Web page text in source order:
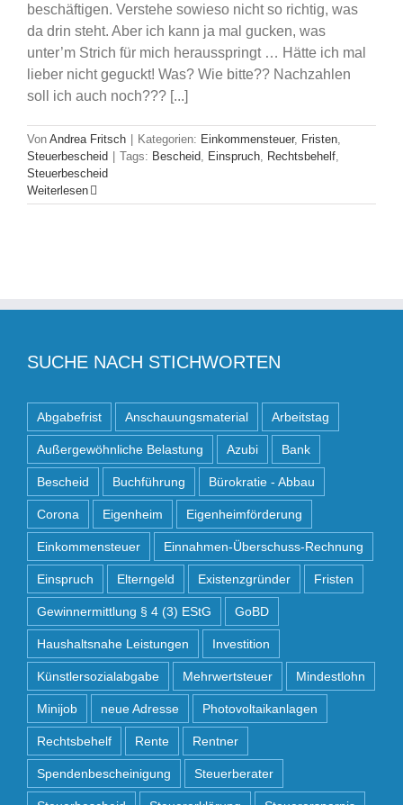
beschäftigen. Verstehe sowieso nicht so richtig, was
da drin steht. Aber ich kann ja mal gucken, was
unter’m Strich für mich herausspringt … Hätte ich mal
lieber nicht geguckt! Was? Wie bitte?? Nachzahlen
soll ich auch noch??? [...]
Von Andrea Fritsch Kategorien: Einkommensteuer, Fristen
Steuerbescheid
Tags: Bescheid Einspruch Rechtsbehelf
Steuerbescheid
Weiterlesen
SUCHE NACH STICHWORTEN
Abgabefrist Anschauungsmaterial Arbeitstag
Außergewöhnliche Belastung Azubi Bank
Bescheid Buchführung Bürokratie - Abbau
Corona Eigenheim Eigenheimförderung
Einkommensteuer Einnahmen-Überschuss-Rechnung
Einspruch Elterngeld Existenzgründer Fristen
Gewinnermittlung § 4 (3) EStG GoBD
Haushaltsnahe Leistungen Investition
Künstlersozialabgabe Mehrwertsteuer Mindestlohn
Minijob neue Adresse Photovoltaikanlagen
Rechtsbehelf Rente Rentner
Spendenbescheinigung Steuerberater